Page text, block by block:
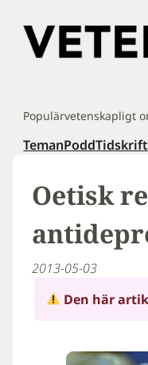
innehåll
Populärvetenskapligt
TemanPoddTidskrift
Oetisk
2013-05-03
Den här